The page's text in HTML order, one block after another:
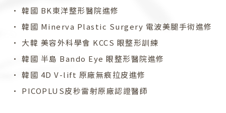
• 韓國 BK東洋整形醫院進修
• 韓國 Minerva Plastic Surgery 電波美腿手術進修
• 大韓 美容外科學會 KCCS 眼整形訓練
• 韓國 半島 Bando Eye 眼整形醫院進修
• 韓國 4D V-lift 原廠無痕拉皮進修
• PICOPLUS皮秒雷射原廠認證醫師